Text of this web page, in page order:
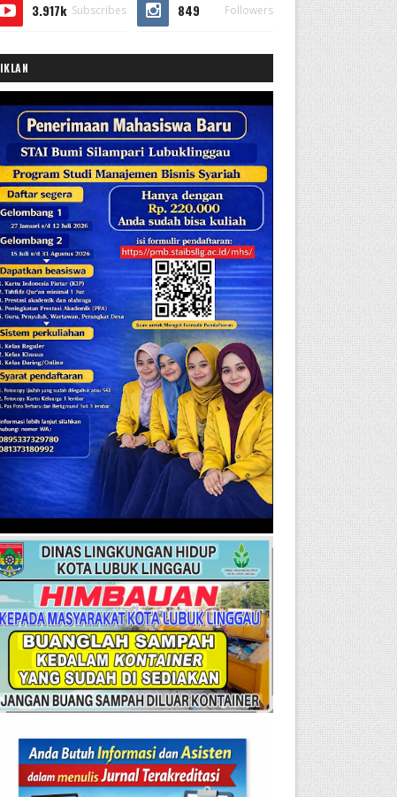
3.917k Subscribes 849 Followers
IKLAN